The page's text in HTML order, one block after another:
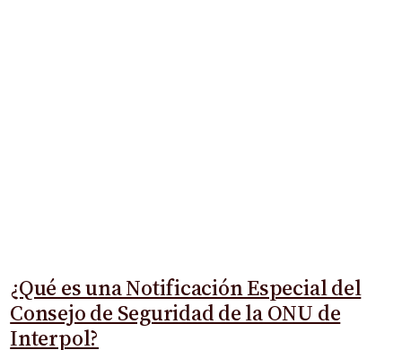
¿Qué es una Notificación Especial del
Consejo de Seguridad de la ONU de
Interpol?